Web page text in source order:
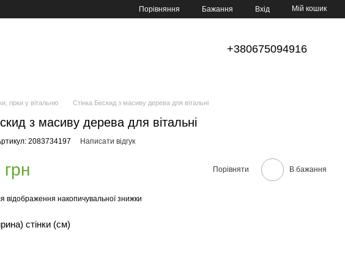
Порівняння Бажання Вхід Мій кошик
+380675094916
гірки у вітальню Стінка Бескид з масиву дерева для вітальні
з масиву дерева для вітальні
2083734197 Написати відгук
Порівняти В бажання
відображення накопичувальної знижки
стінки (см)